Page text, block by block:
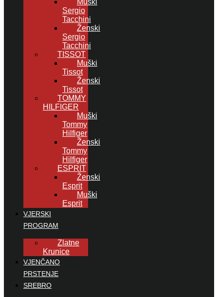
Muški
Sergio
Tacchini
Ženski
Sergio
Tacchini
TISSOT
Muški
Tissot
Ženski
Tissot
TOMMY
HILFIGER
Muški
Tommy
Hilfiger
Ženski
Tommy
Hilfiger
ESPRIT
Ženski
Esprit
Muški
Esprit
VJERSKI
PROGRAM
Zlatne
Krunice
VJENČANO
PRSTENJE
SREBRO